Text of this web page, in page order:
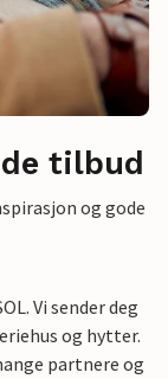
tilbud
og gode
Vi sender deg
og hytter.
partnere og